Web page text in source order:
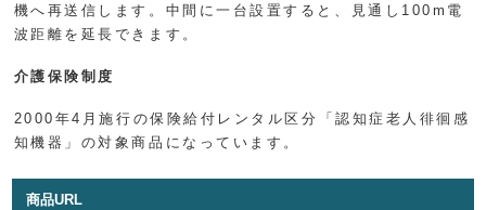
機へ再送信します。中間に一台設置すると、見通し100m電
波距離を延長できます。
介護保険制度
2000年4月施行の保険給付レンタル区分「認知症老人徘徊感
知機器」の対象商品になっています。
商品URL